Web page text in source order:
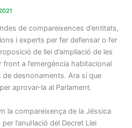
de compareixences d’entitats,
i experts per fer defensar o fer
de llei d’ampliació de les
a l’emergència habitacional
de desnonaments. Ara sí que
aprovar-la al Parlament.
la compareixença de la Jéssica
l’anul·lació del Decret Llei